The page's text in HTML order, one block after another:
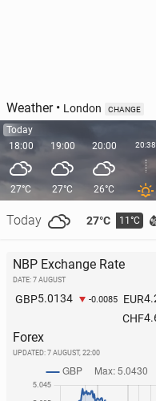
Weather• London CHANGE
Today
18:00
27°C
Today 27°C 11°C
19:00
27°C
20:00
26°C
20:38
NBP Exchange Rate
DATE: 7 AUGUST
GBP5.0134 -0.0085 EUR
CHF
Forex
UPDATED: 7 AUGUST, 22:00